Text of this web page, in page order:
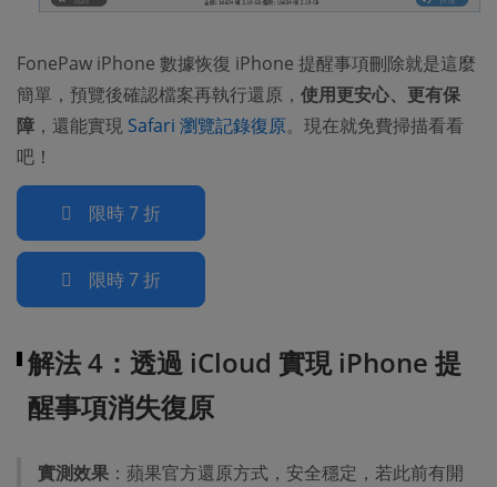
FonePaw iPhone 數據恢復 iPhone 提醒事項刪除就是這麼
簡單，預覽後確認檔案再執行還原， 使用更安心、更有保
障 ，還能實現 Safari 瀏覽記錄復原。現在就免費掃描看看
吧！
限時 7 折
限時 7 折
解法 4：透過 iCloud 實現 iPhone 提
醒事項消失復原
實測效果 ：蘋果官方還原方式，安全穩定，若此前有開